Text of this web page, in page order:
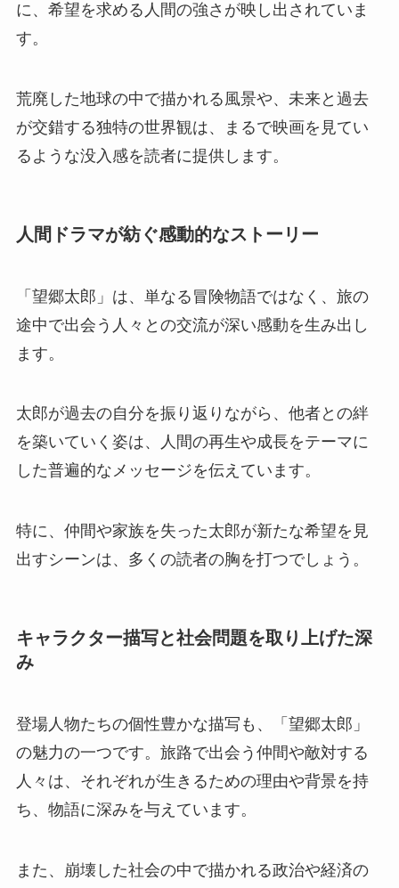
に、希望を求める人間の強さが映し出されていま
す。
荒廃した地球の中で描かれる風景や、未来と過去
が交錯する独特の世界観は、まるで映画を見てい
るような没入感を読者に提供します。
人間ドラマが紡ぐ感動的なストーリー
「望郷太郎」は、単なる冒険物語ではなく、旅の
途中で出会う人々との交流が深い感動を生み出し
ます。
太郎が過去の自分を振り返りながら、他者との絆
を築いていく姿は、人間の再生や成長をテーマに
した普遍的なメッセージを伝えています。
特に、仲間や家族を失った太郎が新たな希望を見
出すシーンは、多くの読者の胸を打つでしょう。
キャラクター描写と社会問題を取り上げた深
み
登場人物たちの個性豊かな描写も、「望郷太郎」
の魅力の一つです。旅路で出会う仲間や敵対する
人々は、それぞれが生きるための理由や背景を持
ち、物語に深みを与えています。
また、崩壊した社会の中で描かれる政治や経済の